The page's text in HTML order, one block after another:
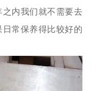
之内我们就不需要去
常保养得比较好的